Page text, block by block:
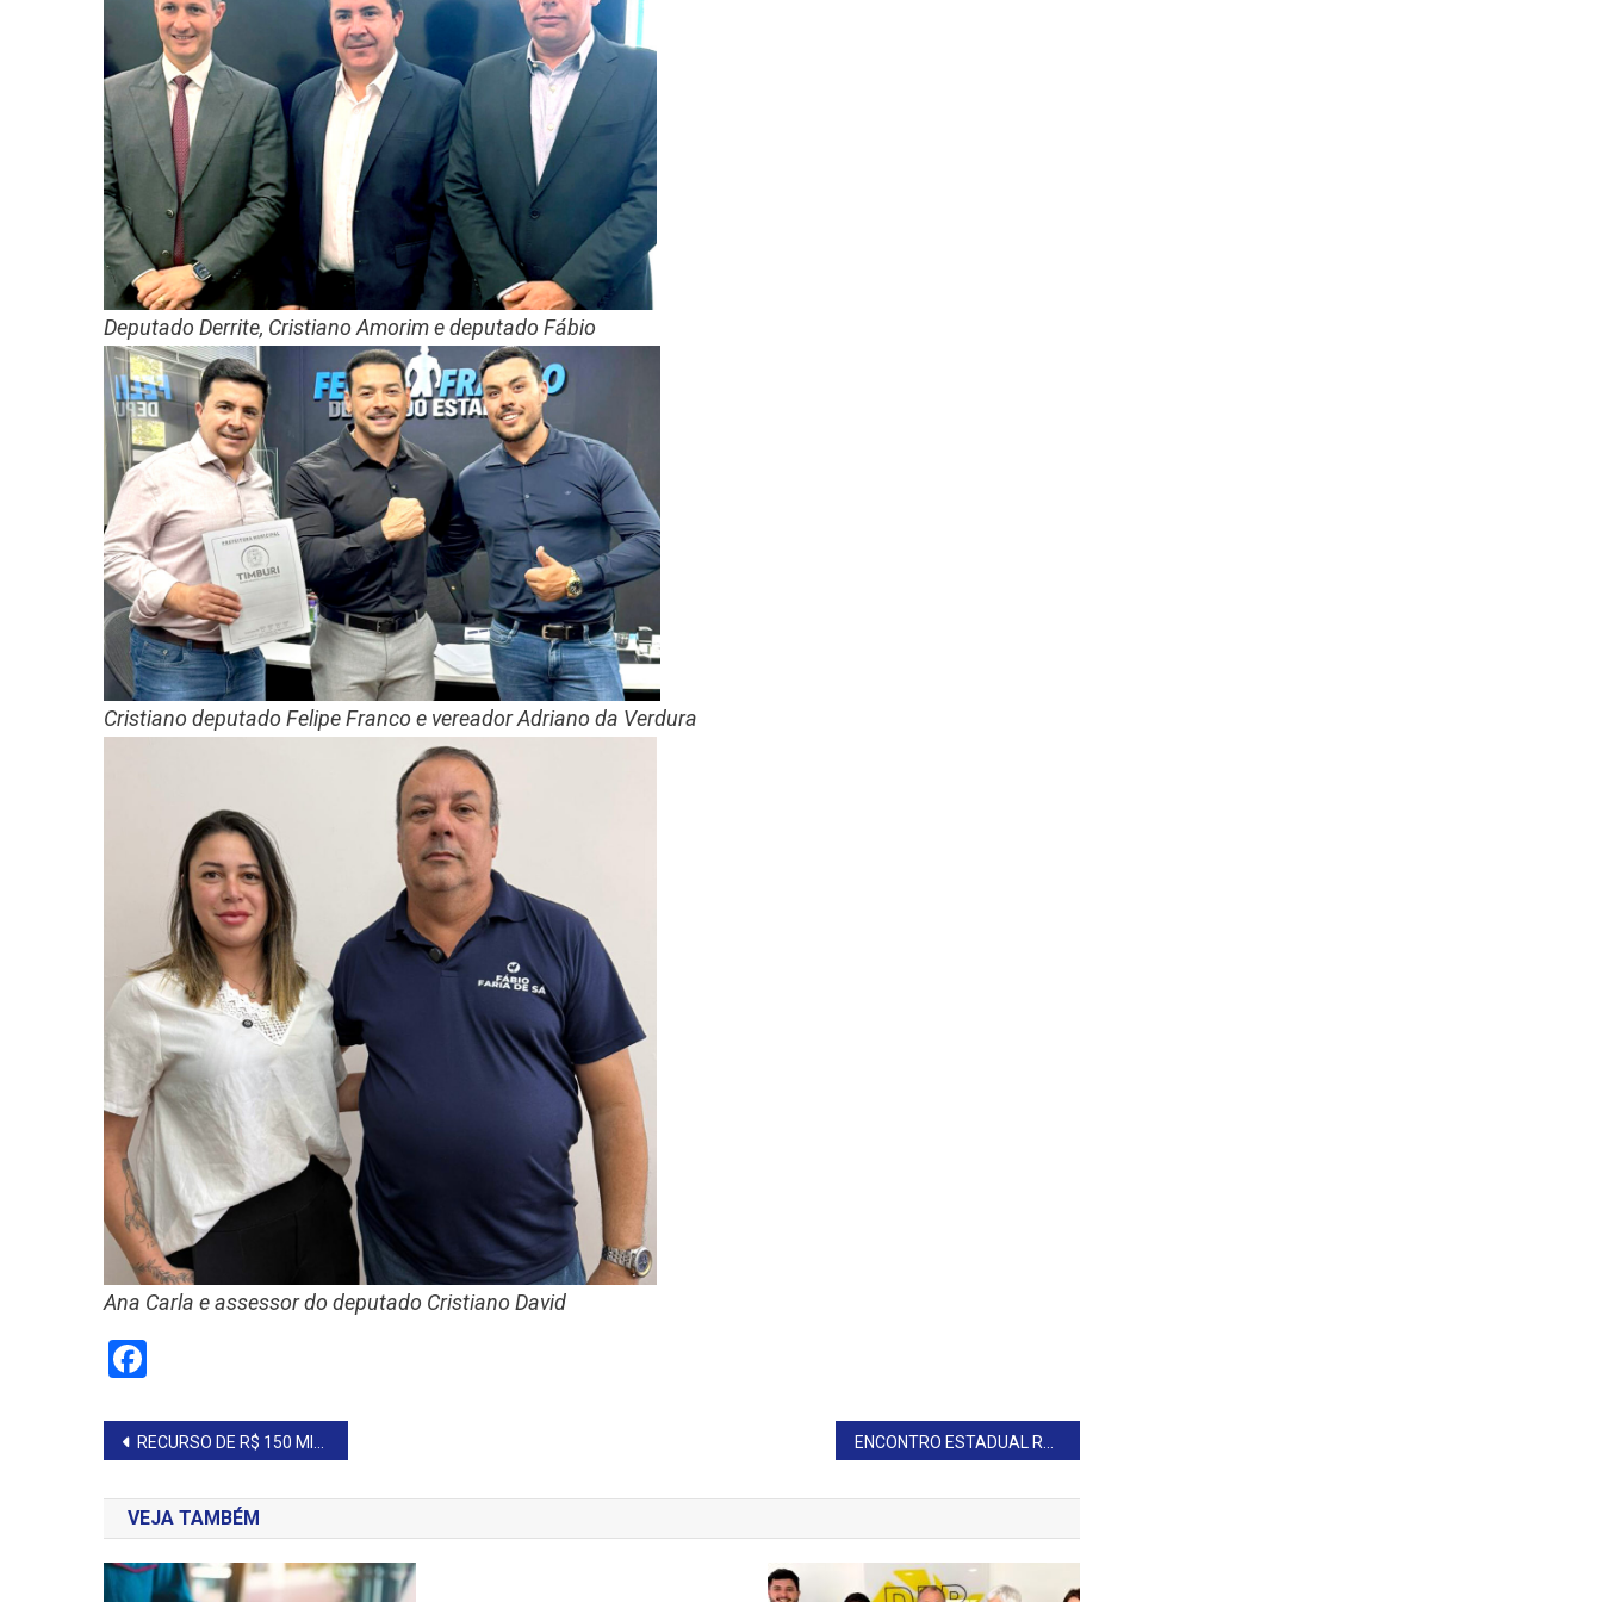
Deputado Derrite, Cristiano Amorim e deputado Fábio
Cristiano deputado Felipe Franco e vereador Adriano da Verdura
Ana Carla e assessor do deputado Cristiano David
Navegação
de
Post
RECURSO DE R$ 150 MIL GARANTIDO PARA OBRAS NO COMPLEXO ESPORTIVO ENCONTRO ESTADUAL REÚNE GESTORES E PROFISSIONAIS DA ASSISTÊNCIA SOCIAL
VEJA TAMBÉM